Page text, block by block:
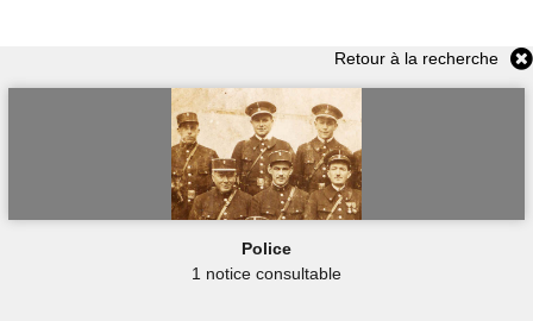
Retour à la recherche
Police
1 notice consultable